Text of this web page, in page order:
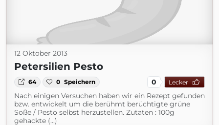
12 Oktober 2013
Petersilien Pesto
64 0 Speichern 0 Lecker
Nach einigen Versuchen haben wir ein Rezept gefunden
bzw. entwickelt um die berühmt berüchtigte grüne
Soße / Pesto selbst herzustellen. Zutaten : 100g
gehackte (...)